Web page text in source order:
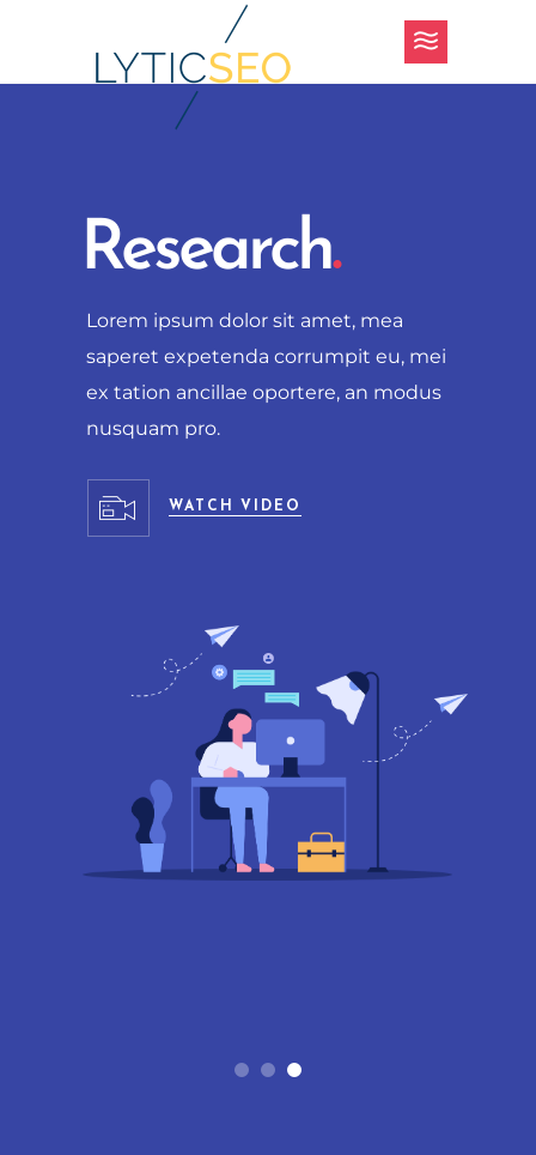
Research.
Lorem ipsum dolor sit amet, mea
saperet expetenda corrumpit eu, mei
ex tation ancillae oportere, an modus
nusquam pro.
WATCH VIDEO